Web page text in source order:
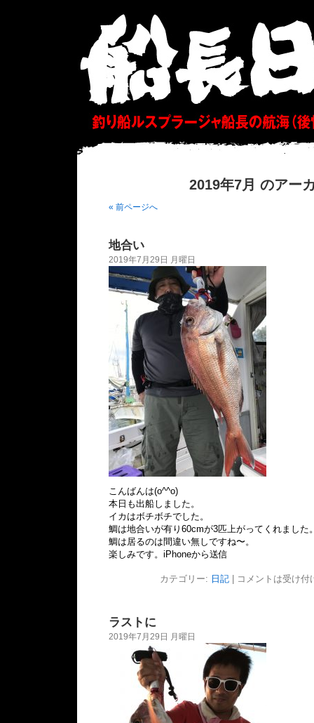
2019年7月 のアー
« 前ページへ
地合い
2019年7月29日 月曜日
こんばんは(o^^o)
本日も出船しました。
イカはボチボチでした。
鯛は地合いが有り60cmが3匹上がってくれました
鯛は居るのは間違い無しですね〜。
楽しみです。iPhoneから送信
カテゴリー: 日記| コメントは受け付
ラストに
2019年7月29日 月曜日